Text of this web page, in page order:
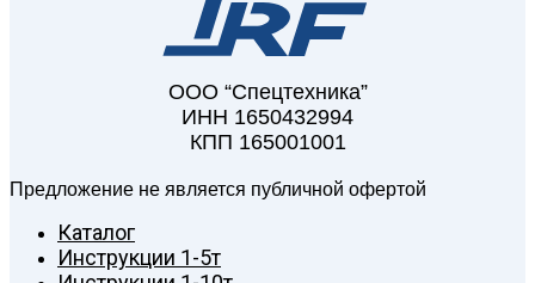
ООО “Спецтехника”
ИНН 1650432994
КПП 165001001
Предложение не является публичной офертой
Каталог
Инструкции 1-5т